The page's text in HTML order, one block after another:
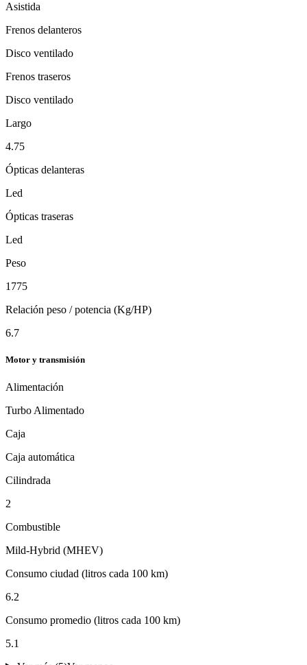
Asistida
Frenos delanteros
Disco ventilado
Frenos traseros
Disco ventilado
Largo
4.75
Ópticas delanteras
Led
Ópticas traseras
Led
Peso
1775
Relación peso / potencia (Kg/HP)
6.7
Motor y transmisión
Alimentación
Turbo Alimentado
Caja
Caja automática
Cilindrada
2
Combustible
Mild-Hybrid (MHEV)
Consumo ciudad (litros cada 100 km)
6.2
Consumo promedio (litros cada 100 km)
5.1